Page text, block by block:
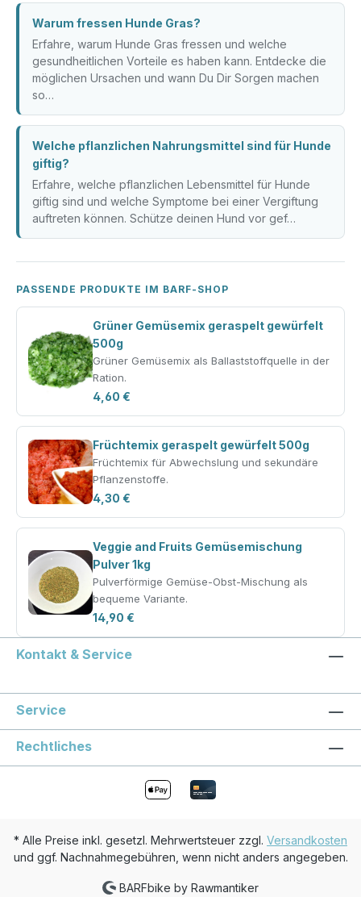
Warum fressen Hunde Gras?
Erfahre, warum Hunde Gras fressen und welche
gesundheitlichen Vorteile es haben kann. Entdecke die
möglichen Ursachen und wann Du Dir Sorgen machen
so…
Welche pflanzlichen Nahrungsmittel sind für Hunde
giftig?
Erfahre, welche pflanzlichen Lebensmittel für Hunde
giftig sind und welche Symptome bei einer Vergiftung
auftreten können. Schütze deinen Hund vor gef…
PASSENDE PRODUKTE IM BARF-SHOP
Grüner Gemüsemix geraspelt gewürfelt
500g
Grüner Gemüsemix als Ballaststoffquelle in der
Ration.
4,60 €
Früchtemix geraspelt gewürfelt 500g
Früchtemix für Abwechslung und sekundäre
Pflanzenstoffe.
4,30 €
Veggie and Fruits Gemüsemischung
Pulver 1kg
Pulverförmige Gemüse-Obst-Mischung als
bequeme Variante.
14,90 €
Kontakt & Service
Service
Rechtliches
* Alle Preise inkl. gesetzl. Mehrwertsteuer zzgl. Versandkosten
und ggf. Nachnahmegebühren, wenn nicht anders angegeben.
BARFbike by Rawmantiker